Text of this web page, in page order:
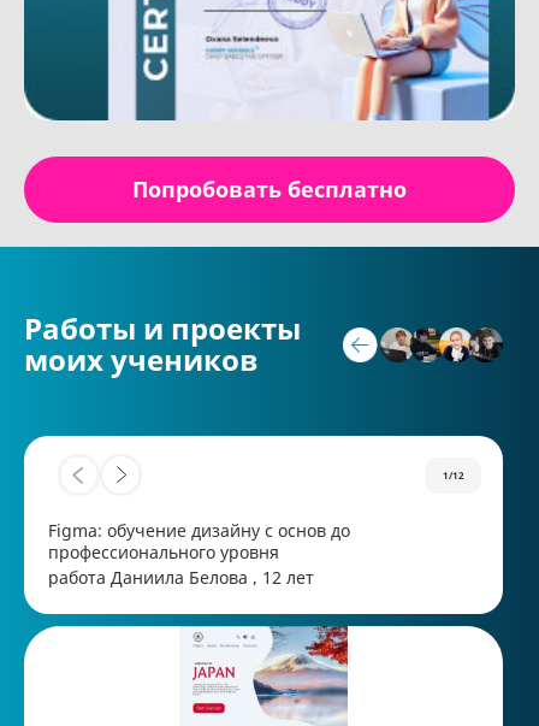
Попробовать бесплатно
Работы и проекты
моих учеников
Figma: обучение дизайну с основ до
профессионального уровня
работа Даниила Белова , 12 лет
1/12